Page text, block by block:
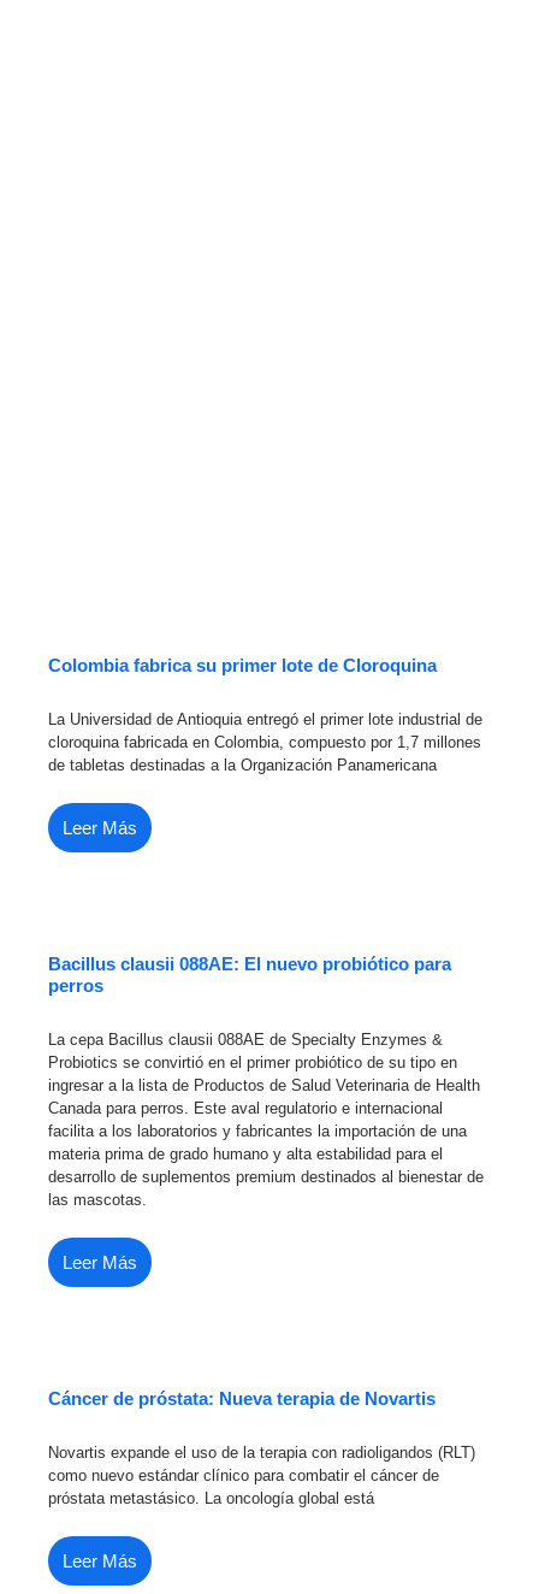
Colombia fabrica su primer lote de Cloroquina
La Universidad de Antioquia entregó el primer lote industrial de
cloroquina fabricada en Colombia, compuesto por 1,7 millones
de tabletas destinadas a la Organización Panamericana
Leer Más
Bacillus clausii 088AE: El nuevo probiótico para
perros
La cepa Bacillus clausii 088AE de Specialty Enzymes &
Probiotics se convirtió en el primer probiótico de su tipo en
ingresar a la lista de Productos de Salud Veterinaria de Health
Canada para perros. Este aval regulatorio e internacional
facilita a los laboratorios y fabricantes la importación de una
materia prima de grado humano y alta estabilidad para el
desarrollo de suplementos premium destinados al bienestar de
las mascotas.
Leer Más
Cáncer de próstata: Nueva terapia de Novartis
Novartis expande el uso de la terapia con radioligandos (RLT)
como nuevo estándar clínico para combatir el cáncer de
próstata metastásico. La oncología global está
Leer Más